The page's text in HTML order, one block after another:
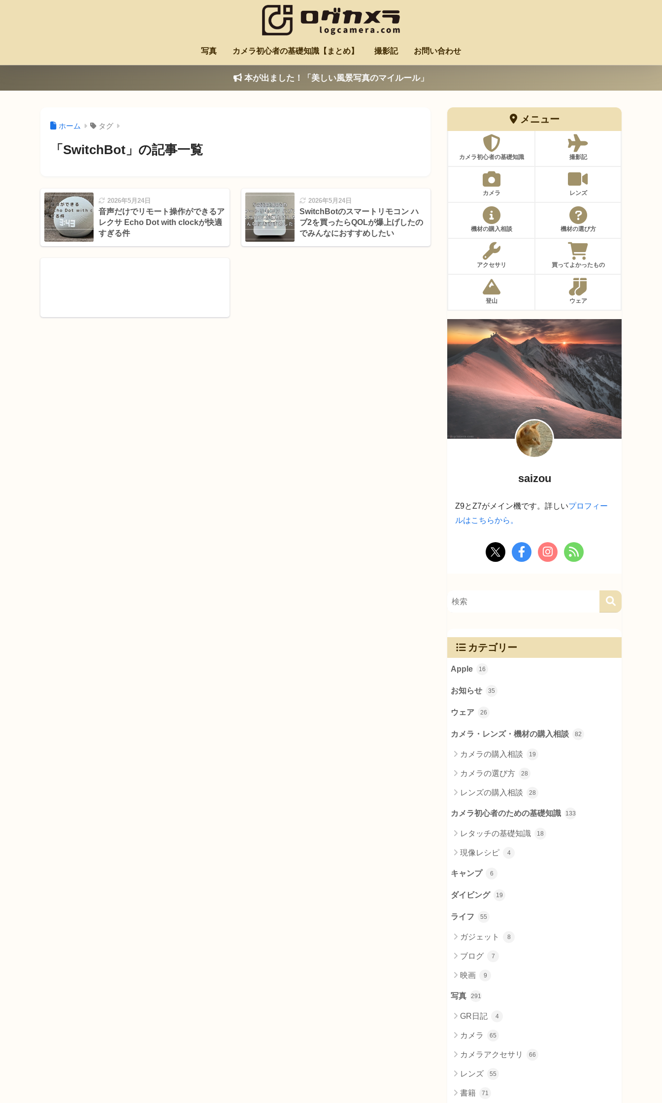
写真 カメラ初心者の基礎知識【まとめ】 撮影記 お問い合わせ
本が出ました！「美しい風景写真のマイルール」
ホーム タグ
「SwitchBot」の記事一覧
2026年5月24日
音声だけでリモート操作ができるア
レクサ Echo Dot with clockが快適
すぎる件
2026年5月24日
SwitchBotのスマートリモコン ハ
ブ2を買ったらQOLが爆上げしたの
でみんなにおすすめしたい
メニュー
カメラ初心者の基礎知識 撮影記
カメラ レンズ
機材の購入相談 機材の選び方
アクセサリ 買ってよかったもの
登山 ウェア
saizou
Z9とZ7がメイン機です。詳しいプロフィー
ルはこちらから。
カテゴリー
Apple 16
お知らせ 35
ウェア 26
カメラ・レンズ・機材の購入相談 82
カメラの購入相談 19
カメラの選び方 28
レンズの購入相談 28
カメラ初心者のための基礎知識 133
レタッチの基礎知識 18
現像レシピ 4
キャンプ 6
ダイビング 19
ライフ 55
ガジェット 8
ブログ 7
映画 9
写真 291
GR日記 4
カメラ 65
カメラアクセサリ 66
レンズ 55
書籍 71